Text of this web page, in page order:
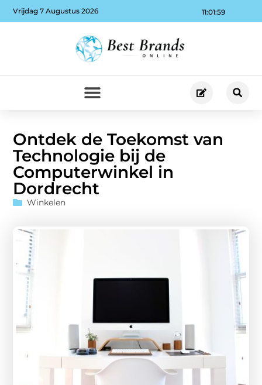
11:02:00
Vrijdag 7 Augustus 2026
Ontdek de Toekomst van
Technologie bij de
Computerwinkel in
Dordrecht
Winkelen